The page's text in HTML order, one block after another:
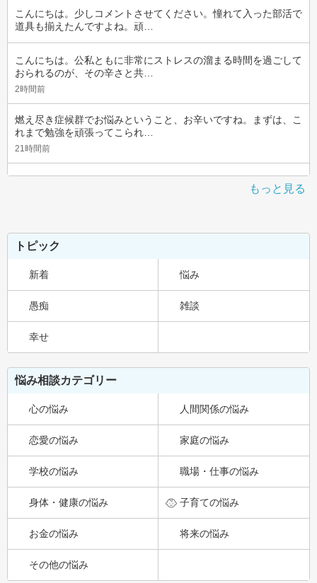
こんにちは。少しコメントさせてください。憧れて入った部活で
道具も揃えたんですよね。頑…
こんにちは。公私ともに非常にストレスの溜まる時間を過ごして
おられるのが、その辛さと共…
2時間前
燃え尽き症候群でお悩みということ、お辛いですね。まずは、こ
れまで勉強を頑張ってこられ…
21時間前
もっと見る
トピック
新着 悩み
愚痴 雑談
幸せ
悩み相談カテゴリー
心の悩み 人間関係の悩み
恋愛の悩み 家庭の悩み
学校の悩み 職場・仕事の悩み
身体・健康の悩み 子育ての悩み
お金の悩み 将来の悩み
その他の悩み